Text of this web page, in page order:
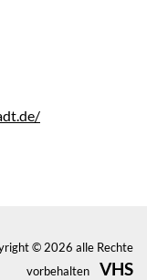
© 2026 alle Rechte
vorbehalten
VHS